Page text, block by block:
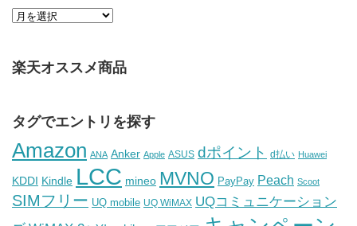
楽天オススメ商品
タグでエントリを探す
Amazon ANA Anker Apple ASUS dポイント d払い Huawei
KDDI Kindle LCC mineo MVNO PayPay Peach Scoot
SIMフリー UQ mobile UQ WiMAX UQコミュニケーション